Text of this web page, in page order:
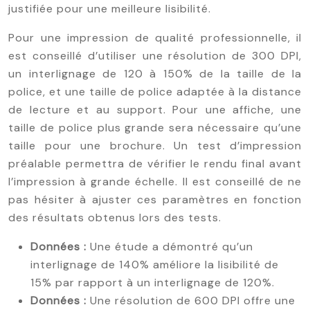
justifiée pour une meilleure lisibilité.
Pour une impression de qualité professionnelle, il
est conseillé d’utiliser une résolution de 300 DPI,
un interlignage de 120 à 150% de la taille de la
police, et une taille de police adaptée à la distance
de lecture et au support. Pour une affiche, une
taille de police plus grande sera nécessaire qu’une
taille pour une brochure. Un test d’impression
préalable permettra de vérifier le rendu final avant
l’impression à grande échelle. Il est conseillé de ne
pas hésiter à ajuster ces paramètres en fonction
des résultats obtenus lors des tests.
Données : Une étude a démontré qu’un
interlignage de 140% améliore la lisibilité de
15% par rapport à un interlignage de 120%.
Données : Une résolution de 600 DPI offre une